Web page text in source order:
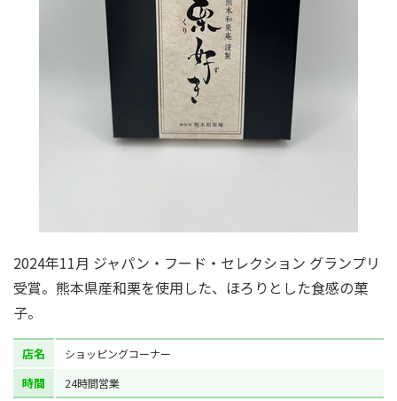
2024年11月 ジャパン・フード・セレクション グランプリ
受賞。熊本県産和栗を使用した、ほろりとした食感の菓
子。
店名 ショッピングコーナー
時間 24時間営業